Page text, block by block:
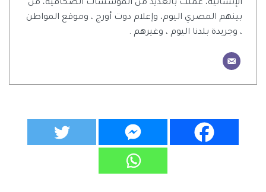
الإنسانية، عملت بالعديد من المؤسسات الصحافية، من
بينهم المصري اليوم، وإعلام دوت أورج ، وموقع المواطن
، وجريدة بلدنا اليوم ، وغيرهم .